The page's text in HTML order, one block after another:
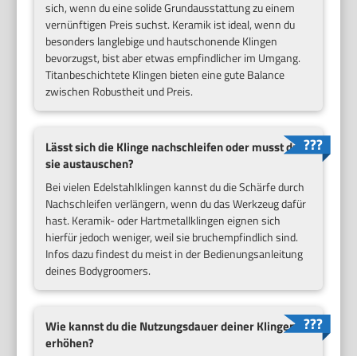
sich, wenn du eine solide Grundausstattung zu einem
vernünftigen Preis suchst. Keramik ist ideal, wenn du
besonders langlebige und hautschonende Klingen
bevorzugst, bist aber etwas empfindlicher im Umgang.
Titanbeschichtete Klingen bieten eine gute Balance
zwischen Robustheit und Preis.
Lässt sich die Klinge nachschleifen oder musst du
sie austauschen?
Bei vielen Edelstahlklingen kannst du die Schärfe durch
Nachschleifen verlängern, wenn du das Werkzeug dafür
hast. Keramik- oder Hartmetallklingen eignen sich
hierfür jedoch weniger, weil sie bruchempfindlich sind.
Infos dazu findest du meist in der Bedienungsanleitung
deines Bodygroomers.
Wie kannst du die Nutzungsdauer deiner Klingen
erhöhen?